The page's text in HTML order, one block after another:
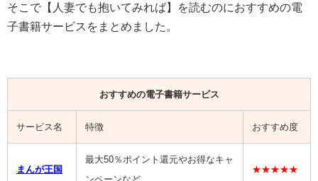
そこで【人妻でも抱いてみれば】を読むのにおすすめの電
子書籍サービスをまとめました。
おすすめの電子書籍サービス
サービス名 特徴 おすすめ度
まんが王国
最大50％ポイント還元やお得なキャ
★★★★★